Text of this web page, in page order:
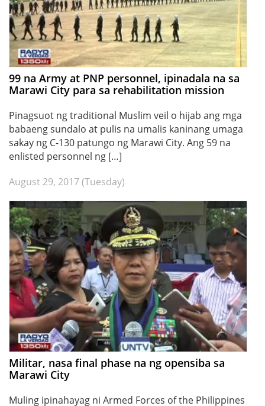
99 na Army at PNP personnel, ipinadala na sa
Marawi City para sa rehabilitation mission
Pinagsuot ng traditional Muslim veil o hijab ang mga
babaeng sundalo at pulis na umalis kaninang umaga
sakay ng C-130 patungo ng Marawi City. Ang 59 na
enlisted personnel ng […]
August 29, 2017 (Tuesday)
Militar, nasa final phase na ng opensiba sa
Marawi City
Muling ipinahayag ni Armed Forces of the Philippines